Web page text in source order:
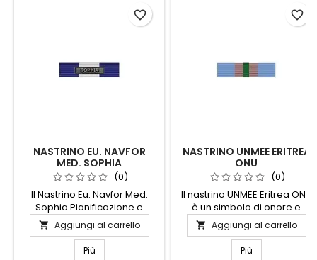
NASTRINO EU. NAVFOR
MED. SOPHIA
PIANIFICAZIONE E
SUPPORTO
(0)
Il Nastrino Eu. Navfor Med.
Sophia Pianificazione e
Supporto è un simbolo di
dedizione e impegno nelle
operazioni navali europee.
 Aggiungi al carrello
Più
favorite_border
NASTRINO UNMEE ERITREA
ONU
(0)
Il nastrino UNMEE Eritrea ONU
è un simbolo di onore e
dedizione, rappresentando il
servizio prestato sotto l'egida
delle Nazioni Unite nella
 Aggiungi al carrello
Più
favorite_border